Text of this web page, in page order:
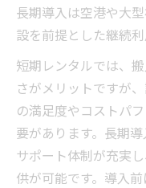
長期導入は空港や大
設を前提とした継続利
短期レンタルでは、
さがメリットですが
の満足度やコストパ
要があります。長期
サポート体制が充実
供が可能です。導入